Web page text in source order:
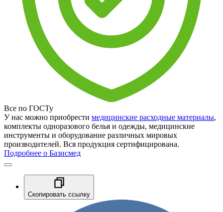
Все по ГОСТу
У нас можно приобрести медицинские расходные материалы,
комплекты одноразового белья и одежды, медицинские
инструменты и оборудование различных мировых
производителей. Вся продукция сертифицирована.
Подробнее о Базисмед
Скопировать ссылку